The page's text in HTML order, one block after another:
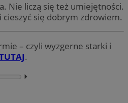
Nie liczą się też umiejętności.
cieszyć się dobrym zdrowiem.
– czyli wyzgerne starki i
.
⏵︎